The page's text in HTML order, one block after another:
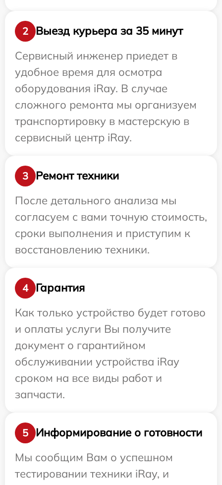
2
Выезд курьера за 35 минут
Сервисный инженер приедет в
удобное время для осмотра
оборудования iRay. В случае
сложного ремонта мы организуем
транспортировку в мастерскую в
сервисный центр iRay.
3
Ремонт техники
После детального анализа мы
согласуем с вами точную стоимость,
сроки выполнения и приступим к
восстановлению техники.
4
Гарантия
Как только устройство будет готово
и оплаты услуги Вы получите
документ о гарантийном
обслуживании устройства iRay
сроком на все виды работ и
запчасти.
5
Информирование о готовности
Мы сообщим Вам о успешном
тестировании техники iRay, и